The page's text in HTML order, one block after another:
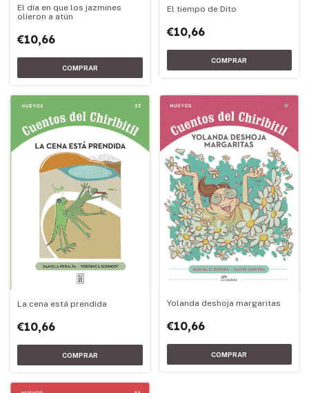
El día en que los jazmines
olieron a atún
€10,66
El tiempo de Dito
€10,66
La cena está prendida
€10,66
Yolanda deshoja margaritas
€10,66